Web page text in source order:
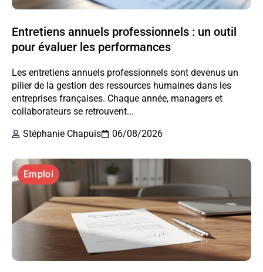
Entretiens annuels professionnels : un outil
pour évaluer les performances
Les entretiens annuels professionnels sont devenus un
pilier de la gestion des ressources humaines dans les
entreprises françaises. Chaque année, managers et
collaborateurs se retrouvent...
Stéphanie Chapuis
06/08/2026
Emploi